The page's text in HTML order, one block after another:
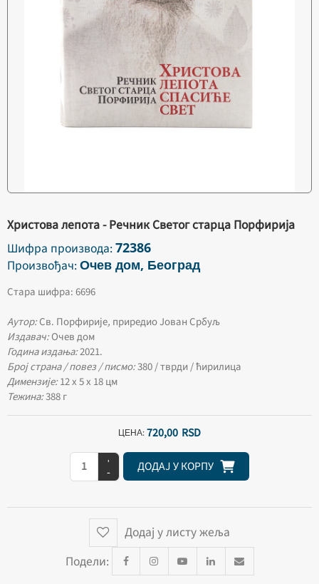
Христова лепота - Речник Светог старца Порфирија
Шифра производа:72386
Произвођач:Очев дом, Београд
Стара шифра: 6696
Аутор:Св. Порфирије, приредио Јован Србуљ
Издавач:Очев дом
Година издања:2021.
Број страна / повез / писмо:380 / тврди / ћирилица
Димензије:12 х 5 х 18 цм
Тежина:388 г
ЦЕНА:720,00 RSD
+
-
Додај у листу жеља
Подели: